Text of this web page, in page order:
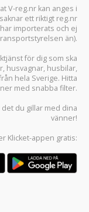
V-reg.nr kan anges i
ett riktigt reg.nr
importerats och ej
än).
för dig som ska
, husvagnar, husbilar,
hela Sverige. Hitta
med snabba filter.
du gillar med dina
vänner!
Klicket-appen gratis: